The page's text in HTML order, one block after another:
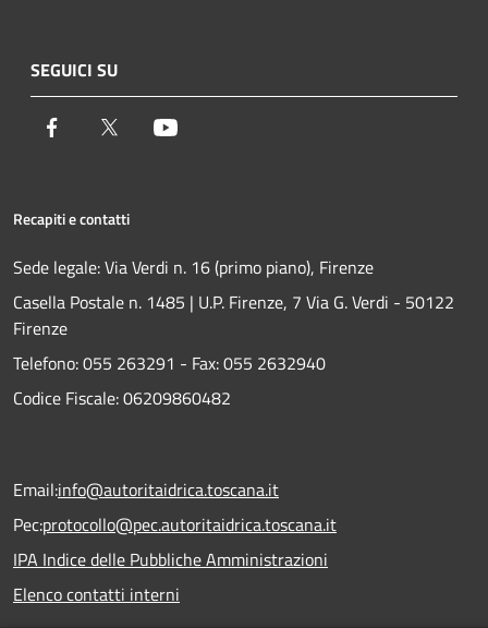
SEGUICI SU
Facebook Twitter
Recapiti e contatti
Sede legale: Via Verdi n. 16 (primo piano), Firenze
Casella Postale n. 1485 | U.P. Firenze, 7 Via G. Verdi - 50122
Firenze
Telefono:055 263291 - Fax:055 2632940
Codice Fiscale: 06209860482
Email:info@autoritaidrica.toscana.it
Pec:protocollo@pec.autoritaidrica.toscana.it
IPA Indice delle Pubbliche Amministrazioni
Elenco contatti interni